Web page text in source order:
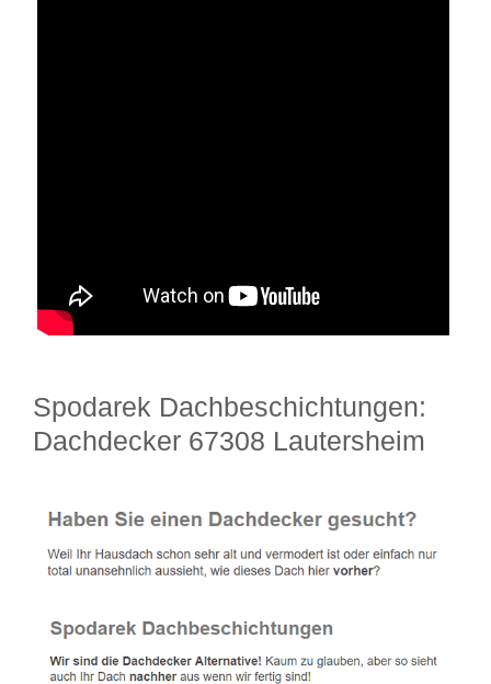
Spodarek Dachbeschichtungen:
Dachdecker 67308 Lautersheim